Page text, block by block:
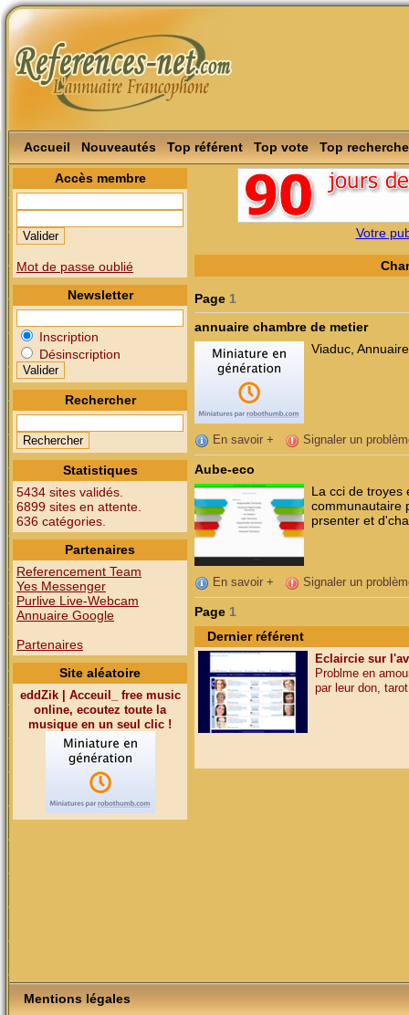
Accueil Nouveautés Top référent Top vote Top recherche
Accès membre
Mot de passe oublié
Newsletter
Inscription
Désinscription
Rechercher
Statistiques
5434 sites validés.
6899 sites en attente.
636 catégories.
Partenaires
Referencement Team
Yes Messenger
Purlive Live-Webcam
Annuaire Google
Partenaires
Site aléatoire
eddZik | Acceuil_ free music
online, ecoutez toute la
musique en un seul clic !
Votre
Page 1
annuaire chambre de metier
Viaduc,
En savoir + Signaler un
Aube-eco
La cci de troyes
communautaire
prsenter et
En savoir + Signaler un
Page 1
Dernier référent
Eclaircie sur
Problme en
par leur don,
Mentions légales